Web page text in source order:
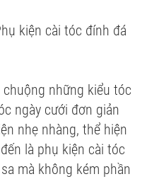
kiện cài tóc đính đá
những kiểu tóc
ngày cưới đơn giản
nhẹ nhàng, thể hiện
là phụ kiện cài tóc
mà không kém phần